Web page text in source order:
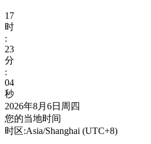
17
时
:
23
分
:
06
秒
2026年8月6日周四
您的当地时间
时区:Asia/Shanghai (UTC+8)